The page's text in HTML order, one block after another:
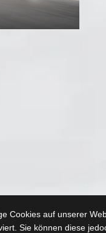
Cookies auf unserer
Sie können diese